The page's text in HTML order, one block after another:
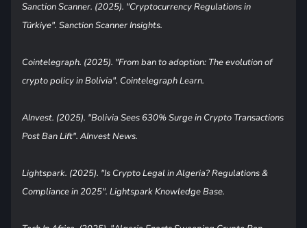
Sanction Scanner. (2025). "Cryptocurrency Regulations in
Türkiye". Sanction Scanner Insights.
Cointelegraph. (2025). "From ban to adoption: The evolution of
crypto policy in Bolivia". Cointelegraph Learn.
AInvest. (2025). "Bolivia Sees 630% Surge in Crypto Transactions
Post Ban Lift". AInvest News.
Lightspark. (2025). "Is Crypto Legal in Algeria? Regulations &
Compliance in 2025". Lightspark Knowledge Base.